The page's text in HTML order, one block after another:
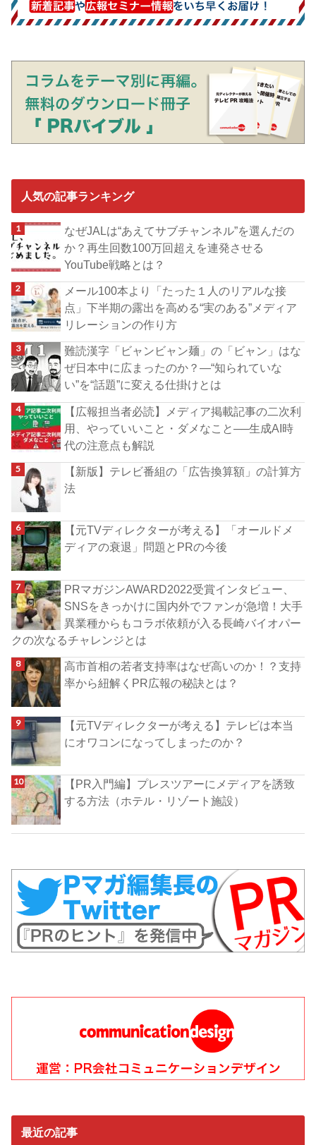
人気の記事ランキング
なぜJALは“あえてサブチャンネル”を選んだの
か？再生回数100万回超えを連発させる
YouTube戦略とは？
メール100本より「たった１人のリアルな接
点」下半期の露出を高める“実のある”メディア
リレーションの作り方
難読漢字「ビャンビャン麺」の「ビャン」はな
ぜ日本中に広まったのか？―“知られていな
い”を“話題”に変える仕掛けとは
【広報担当者必読】メディア掲載記事の二次利
用、やっていいこと・ダメなこと──生成AI時
代の注意点も解説
【新版】テレビ番組の「広告換算額」の計算方
法
【元TVディレクターが考える】「オールドメ
ディアの衰退」問題とPRの今後
PRマガジンAWARD2022受賞インタビュー、
SNSをきっかけに国内外でファンが急増！大手
異業種からもコラボ依頼が入る長崎バイオパー
クの次なるチャレンジとは
高市首相の若者支持率はなぜ高いのか！？支持
率から紐解くPR広報の秘訣とは？
【元TVディレクターが考える】テレビは本当
にオワコンになってしまったのか？
【PR入門編】プレスツアーにメディアを誘致
する方法（ホテル・リゾート施設）
最近の記事